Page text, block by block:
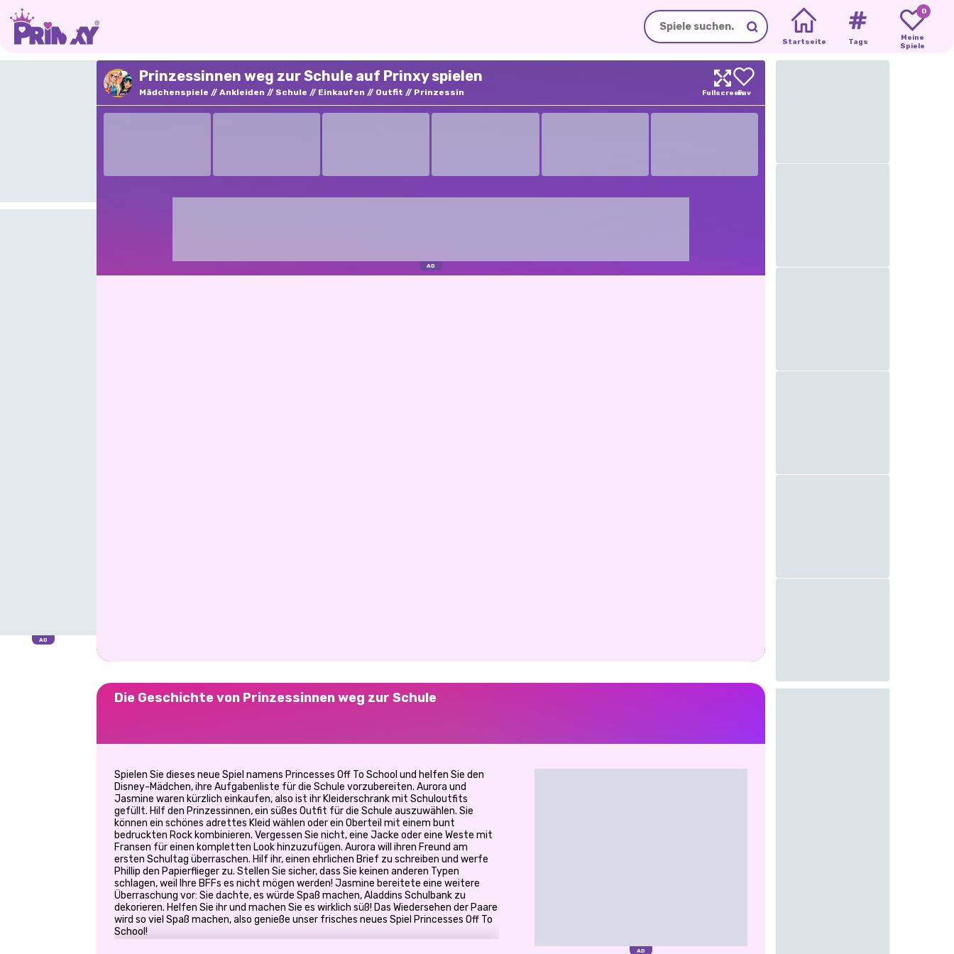
Startseite Tags
0
Meine
Spiele
Prinzessinnen weg zur Schule auf Prinxy spielen
Mädchenspiele Ankleiden Schule Einkaufen Outfit Prinzessin
Die Geschichte von Prinzessinnen weg zur Schule
Spielen Sie dieses neue Spiel namens Princesses Off To School und helfen Sie den
Disney-Mädchen, ihre Aufgabenliste für die Schule vorzubereiten. Aurora und
Jasmine waren kürzlich einkaufen, also ist ihr Kleiderschrank mit Schuloutfits
gefüllt. Hilf den Prinzessinnen, ein süßes Outfit für die Schule auszuwählen. Sie
können ein schönes adrettes Kleid wählen oder ein Oberteil mit einem bunt
bedruckten Rock kombinieren. Vergessen Sie nicht, eine Jacke oder eine Weste mit
Fransen für einen kompletten Look hinzuzufügen. Aurora will ihren Freund am
ersten Schultag überraschen. Hilf ihr, einen ehrlichen Brief zu schreiben und werfe
Phillip den Papierflieger zu. Stellen Sie sicher, dass Sie keinen anderen Typen
schlagen, weil Ihre BFFs es nicht mögen werden! Jasmine bereitete eine weitere
Überraschung vor: Sie dachte, es würde Spaß machen, Aladdins Schulbank zu
dekorieren. Helfen Sie ihr und machen Sie es wirklich süß! Das Wiedersehen der Paare
wird so viel Spaß machen, also genieße unser frisches neues Spiel Princesses Off To
School!